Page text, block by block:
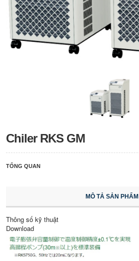
Chiler RKS GM
TỔNG QUAN
MÔ TẢ SẢN PHẨM
Thông số kỹ thuật
Download